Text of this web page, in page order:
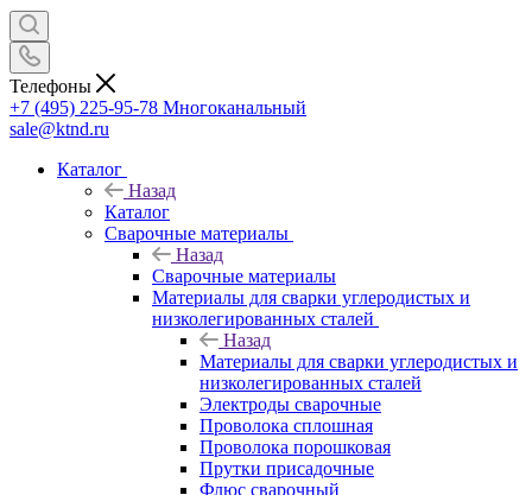
Телефоны
+7 (495) 225-95-78 Многоканальный
sale@ktnd.ru
Каталог
Назад
Каталог
Сварочные материалы
Назад
Сварочные материалы
Материалы для сварки углеродистых и
низколегированных сталей
Назад
Материалы для сварки углеродистых и
низколегированных сталей
Электроды сварочные
Проволока сплошная
Проволока порошковая
Прутки присадочные
Флюс сварочный